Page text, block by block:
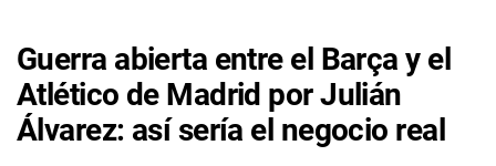
Guerra abierta entre el Barça y el
Atlético de Madrid por Julián
Álvarez: así sería el negocio real